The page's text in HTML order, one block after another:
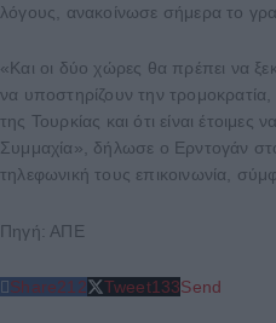
λόγους, ανακοίνωσε σήμερα το
«Και οι δύο χώρες θα πρέπει να
να υποστηρίζουν την τρομοκρατία,
της Τουρκίας και ότι είναι έτοιμες
Συμμαχία», δήλωσε ο Ερντογάν
τηλεφωνική τους επικοινωνία,
Πηγή: ΑΠΕ
Share212 Tweet133Send